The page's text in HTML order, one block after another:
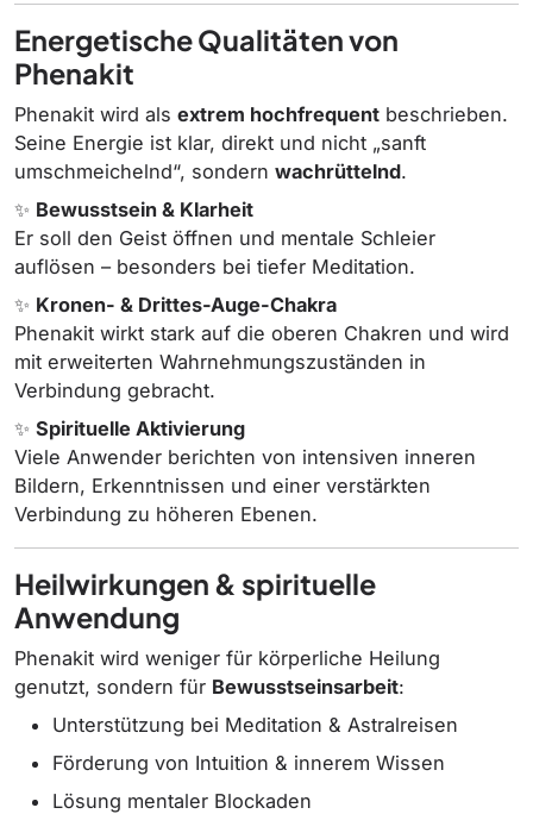
Energetische Qualitäten von
Phenakit
Phenakit wird als extrem hochfrequent beschrieben.
Seine Energie ist klar, direkt und nicht „sanft
umschmeichelnd“, sondern wachrüttelnd.
✨ Bewusstsein & Klarheit
Er soll den Geist öffnen und mentale Schleier
auflösen – besonders bei tiefer Meditation.
✨ Kronen- & Drittes-Auge-Chakra
Phenakit wirkt stark auf die oberen Chakren und wird
mit erweiterten Wahrnehmungszuständen in
Verbindung gebracht.
✨ Spirituelle Aktivierung
Viele Anwender berichten von intensiven inneren
Bildern, Erkenntnissen und einer verstärkten
Verbindung zu höheren Ebenen.
Heilwirkungen & spirituelle
Anwendung
Phenakit wird weniger für körperliche Heilung
genutzt, sondern für Bewusstseinsarbeit:
Unterstützung bei Meditation & Astralreisen
Förderung von Intuition & innerem Wissen
Lösung mentaler Blockaden